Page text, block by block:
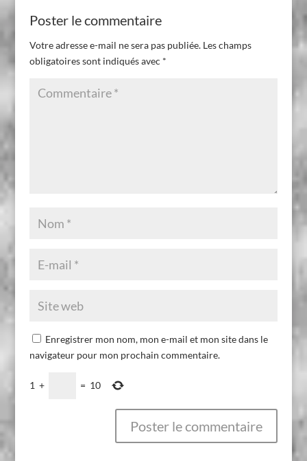
Poster le commentaire
Votre adresse e-mail ne sera pas publiée. Les champs
obligatoires sont indiqués avec *
Enregistrer mon nom, mon e-mail et mon site dans le
navigateur pour mon prochain commentaire.
1 + = 10